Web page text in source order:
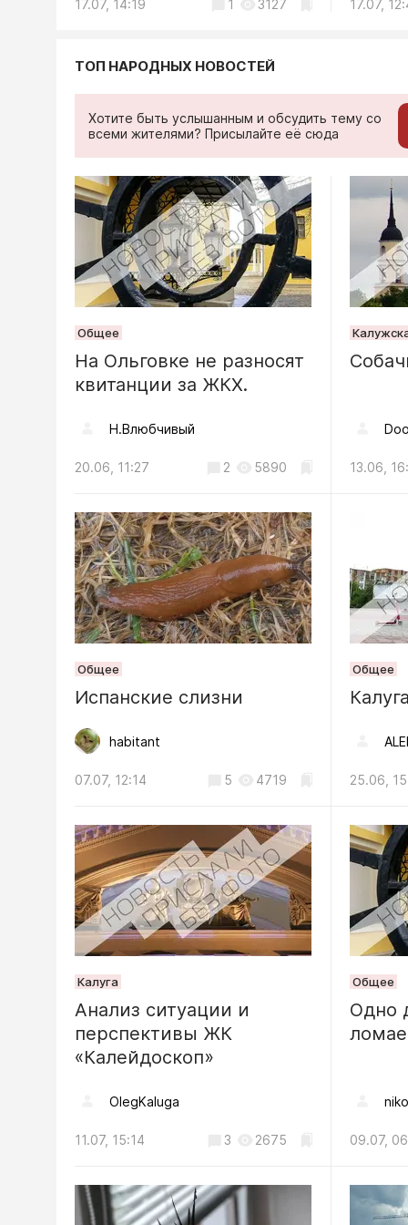
АЗС
07.08, 13:03
06.08, 10:57
играм»
В
в
06.08, 15:51
Общество
6
и
06.08, 05:00
06.08, 14:24
17.07, 14:19 1 3127 17.07,
припаркованные
17.07, 11:23 1 3563
ТОП НАРОДНЫХ НОВОСТЕЙ
Хотите быть услышанным и обсудить тему со
всеми жителями? Присылайте её сюда
Общее
На Ольговке не разносят
квитанции за ЖКХ.
Н.Влюбчивый
20.06, 11:27 2 5890 13.06,
Общее
Испанские слизни
habitant
07.07, 12:14 5 4719
Общее
25.06,
Калуга
Анализ ситуации и
перспективы ЖК
«Калейдоскоп»
OlegKaluga
11.07, 15:14 3 2675
Общее
Одно
09.07,